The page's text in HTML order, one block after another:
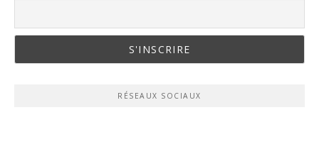
RÉSEAUX SOCIAUX